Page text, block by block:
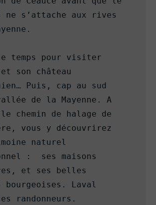
ne s’attache aux rives
temps pour visiter
et son château
Puis, cap au sud
de la Mayenne. A
chemin de halage de
vous y découvrirez
naturel
:  ses maisons
et ses belles
bourgeoises. Laval
randonneurs.